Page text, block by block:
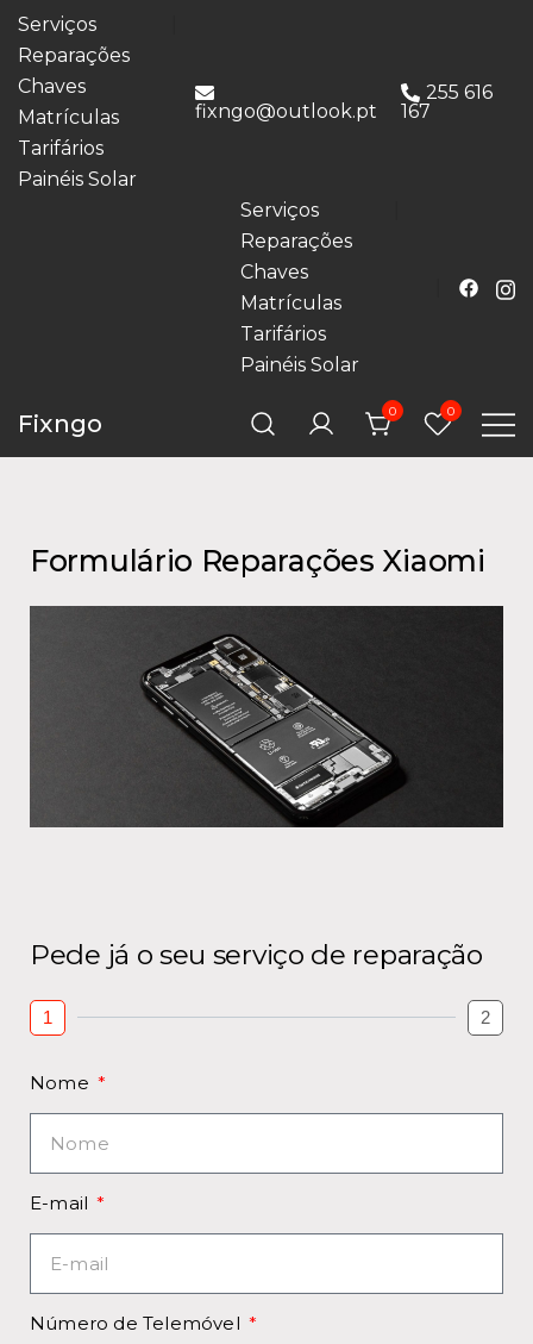
Serviços
Reparações
Chaves
Matrículas
Tarifários
Painéis Solar
fixngo@outlook.pt
255 616
167
Serviços
Reparações
Chaves
Matrículas
Tarifários
Painéis Solar
Fixngo 0 0
Formulário Reparações Xiaomi
Pede já o seu serviço de reparação
1 2
Nome
E-mail
Número de Telemóvel